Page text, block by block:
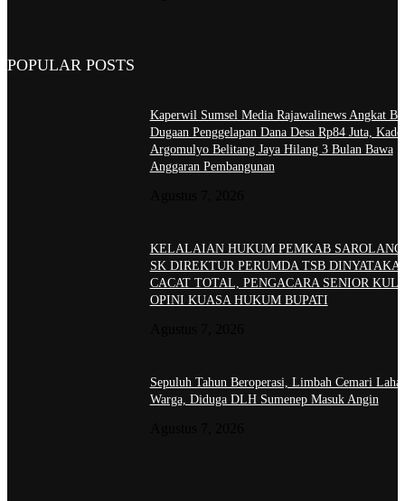
POPULAR POSTS
Kaperwil Sumsel Media Rajawalinews Angkat
Dugaan Penggelapan Dana Desa Rp84 Juta,
Argomulyo Belitang Jaya Hilang 3 Bulan Bawa
Anggaran Pembangunan
KELALAIAN HUKUM PEMKAB
SK DIREKTUR PERUMDA TSB
CACAT TOTAL, PENGACARA SENIOR
OPINI KUASA HUKUM BUPATI
Sepuluh Tahun Beroperasi, Limbah Cemari
Warga, Diduga DLH Sumenep Masuk Angin